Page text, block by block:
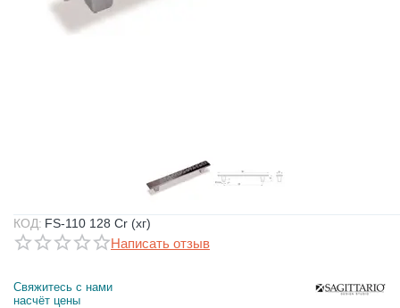
КОД: FS-110 128 Cr (хг)
Написать отзыв
Свяжитесь с нами
насчёт цены